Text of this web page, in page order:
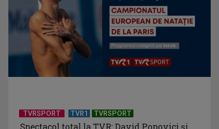
Prezența feminină în Săptămâna Mare și în fruntea Bisericii
TVRSPORT TVR1 TVRSPORT